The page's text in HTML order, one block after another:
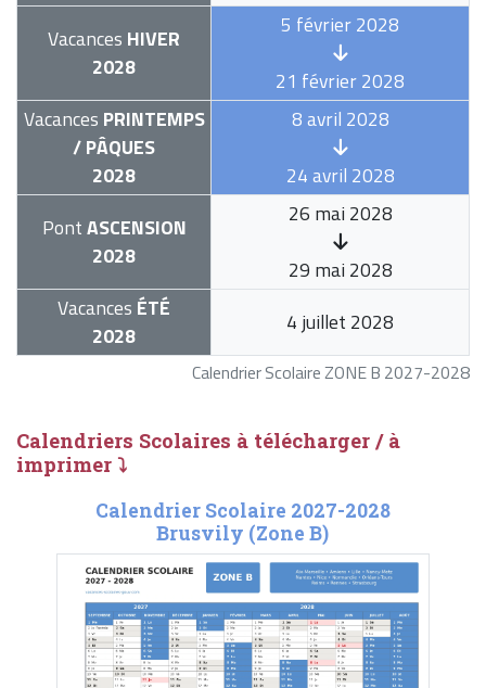
Calendrier Scolaire ZONE B 2027-2028
Vacances HIVER
2028
5 février 2028
21 février 2028
Vacances PRINTEMPS
/ PÂQUES
2028
8 avril 2028
24 avril 2028
PontASCENSION
2028
26 mai 2028
29 mai 2028
Vacances ÉTÉ
2028
4 juillet 2028
Calendriers Scolaires à télécharger / à
imprimer ⤵
Calendrier Scolaire 2027-2028
Brusvily (Zone B)